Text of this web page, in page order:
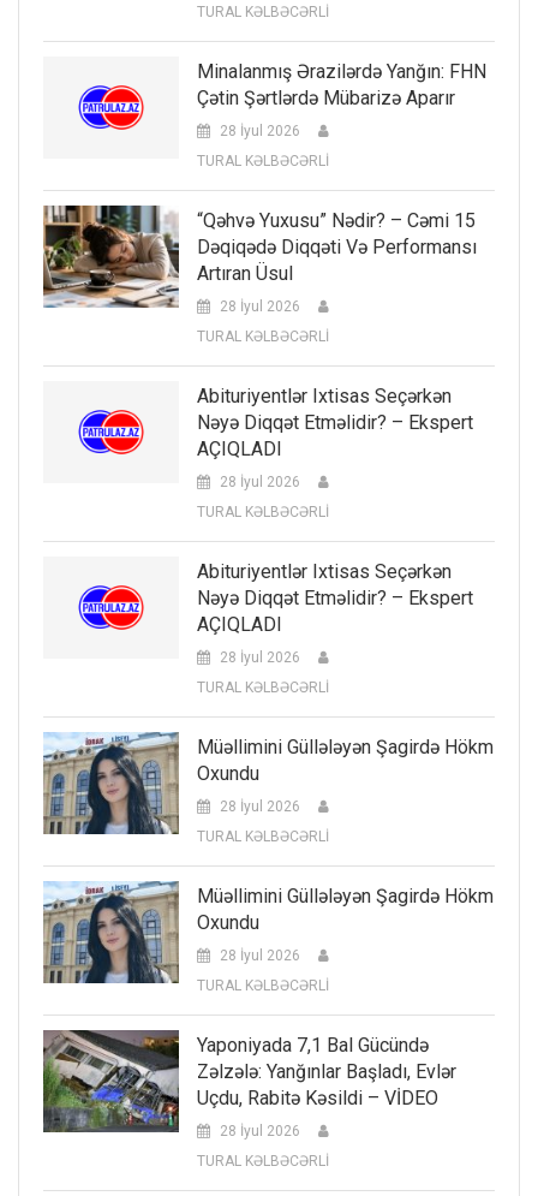
TURAL KƏLBƏCƏRLİ
Minalanmış Ərazilərdə Yanğın: FHN
Çətin Şərtlərdə Mübarizə Aparır
28 İyul 2026
TURAL KƏLBƏCƏRLİ
“Qəhvə Yuxusu” Nədir? – Cəmi 15
Dəqiqədə Diqqəti Və Performansı
Artıran Üsul
28 İyul 2026
TURAL KƏLBƏCƏRLİ
Abituriyentlər Ixtisas Seçərkən
Nəyə Diqqət Etməlidir? – Ekspert
AÇIQLADI
28 İyul 2026
TURAL KƏLBƏCƏRLİ
Abituriyentlər Ixtisas Seçərkən
Nəyə Diqqət Etməlidir? – Ekspert
AÇIQLADI
28 İyul 2026
TURAL KƏLBƏCƏRLİ
Müəllimini Güllələyən Şagirdə Hökm
Oxundu
28 İyul 2026
TURAL KƏLBƏCƏRLİ
Müəllimini Güllələyən Şagirdə Hökm
Oxundu
28 İyul 2026
TURAL KƏLBƏCƏRLİ
Yaponiyada 7,1 Bal Gücündə
Zəlzələ: Yanğınlar Başladı, Evlər
Uçdu, Rabitə Kəsildi – VİDEO
28 İyul 2026
TURAL KƏLBƏCƏRLİ